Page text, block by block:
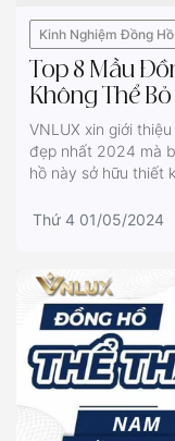
Kinh Nghiệm Đồng Hồ
Top 8 Mẫu
Không Thể Bỏ
VNLUX xin giới
đẹp nhất 2024 mà
hồ này sở hữu thiết
Thứ 4 01/05/2024